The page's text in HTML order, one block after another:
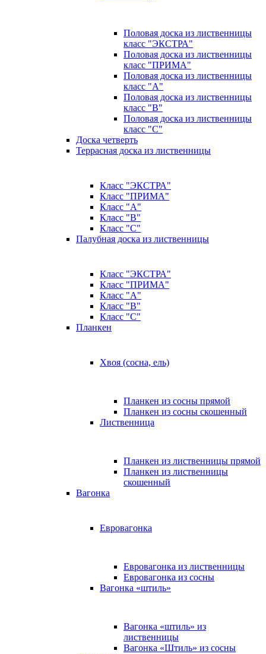
Половая доска из лиственницы
класс "ЭКСТРА"
Половая доска из лиственницы
класс "ПРИМА"
Половая доска из лиственницы
класс "А"
Половая доска из лиственницы
класс "B"
Половая доска из лиственницы
класс "C"
Доска четверть
Террасная доска из лиственницы
Класс "ЭКСТРА"
Класс "ПРИМА"
Класс "А"
Класс "B"
Класс "C"
Палубная доска из лиственницы
Класс "ЭКСТРА"
Класс "ПРИМА"
Класс "А"
Класс "B"
Класс "C"
Планкен
Хвоя (сосна, ель)
Планкен из сосны прямой
Планкен из сосны скошенный
Лиственница
Планкен из лиственницы прямой
Планкен из лиственницы
скошенный
Вагонка
Евровагонка
Евровагонка из лиственницы
Евровагонка из сосны
Вагонка «штиль»
Вагонка «штиль» из
лиственницы
Вагонка «Штиль» из сосны